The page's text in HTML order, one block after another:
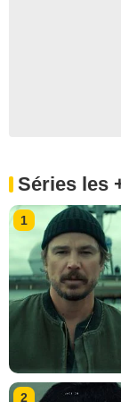
Séries les
1
2